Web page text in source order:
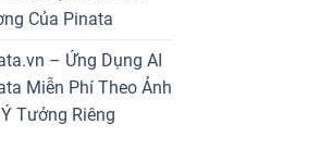
Của Pinata
– Ứng Dụng AI
Miễn Phí Theo Ảnh
Tưởng Riêng